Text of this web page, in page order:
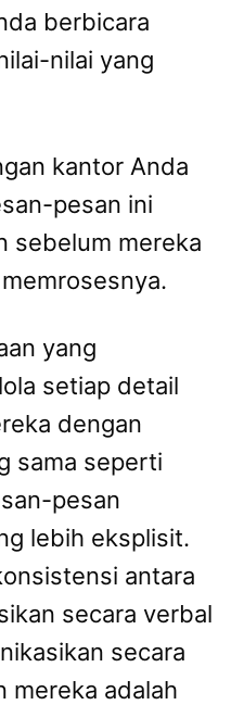
berbicara
nilai yang
kantor Anda
pesan ini
sebelum mereka
yang
setiap detail
dengan
sama seperti
pesan
lebih eksplisit.
antara
secara verbal
secara
mereka adalah